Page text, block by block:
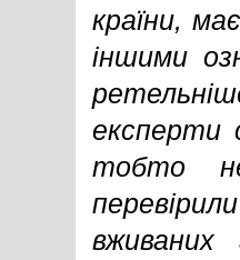
країни,
іншими
експерти
тобто